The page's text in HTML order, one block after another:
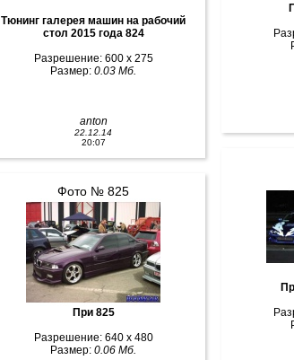
Тюнинг галерея машин на рабочий
стол 2015 года 824
Разрешение: 600 x 275
Размер:0.03 Мб.
anton
22.12.14
20:07
Фото № 825
При 825
Разрешение: 640 x 480
Размер:0.06 Мб.